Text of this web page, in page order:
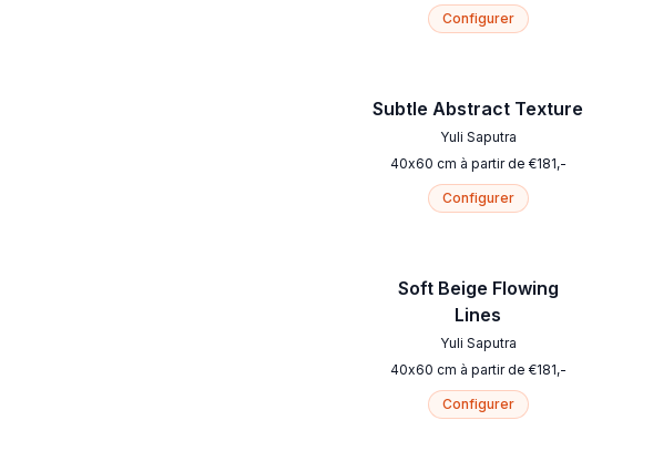
Configurer
Subtle Abstract Texture
Yuli Saputra
40x60 cm à partir de €181,-
Configurer
Soft Beige Flowing
Lines
Yuli Saputra
40x60 cm à partir de €181,-
Configurer